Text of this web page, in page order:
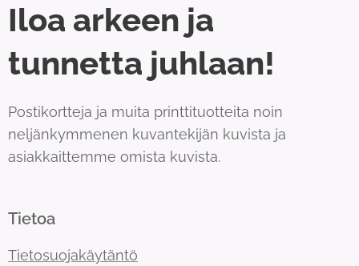
Iloa arkeen ja
tunnetta juhlaan!
Postikortteja ja muita printtituotteita noin
neljänkymmenen kuvantekijän kuvista ja
asiakkaittemme omista kuvista.
Tietoa
Tietosuojakäytäntö